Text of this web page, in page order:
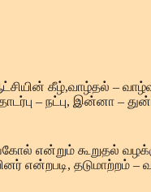
கீழ்,வாழ்தல் –
– நட்பு, இன்னா –
என்றும் கூறுதல்
என்றபடி, தடுமாற்றம்